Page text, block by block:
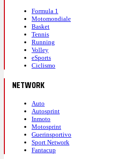
Formula 1
Motomondiale
Basket
Tennis
Running
Volley
eSports
Ciclismo
NETWORK
Auto
Autosprint
Inmoto
Motosprint
Guerinsportivo
Sport Network
Fantacup